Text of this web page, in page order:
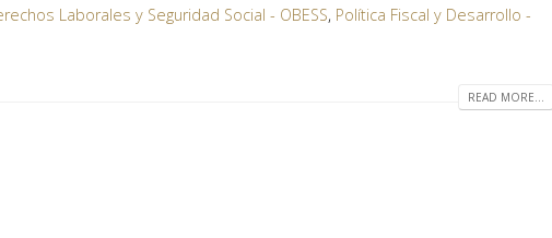
Laborales y Seguridad Social - OBESS, Política Fiscal y Desarrollo -
READ MORE...